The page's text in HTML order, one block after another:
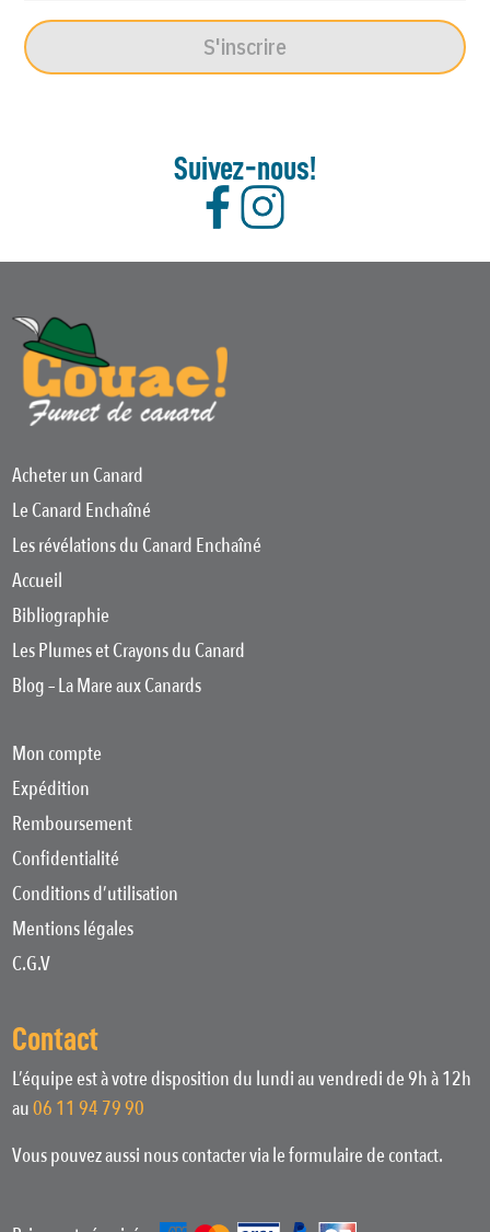
S'inscrire
Suivez-nous!
Acheter un Canard
Le Canard Enchaîné
Les révélations du Canard Enchaîné
Accueil
Bibliographie
Les Plumes et Crayons du Canard
Blog – La Mare aux Canards
Mon compte
Expédition
Remboursement
Confidentialité
Conditions d’utilisation
Mentions légales
C.G.V
Contact
L’équipe est à votre disposition du lundi au vendredi de 9h à 12h
au06 11 94 79 90
Vous pouvez aussi nous contacter via le formulaire de contact.